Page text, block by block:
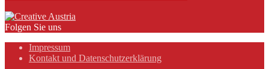
Folgen Sie uns
Impressum
Kontakt und Datenschutzerklärung